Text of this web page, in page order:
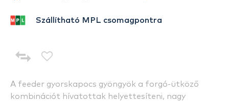
A feeder gyorskapocs gyöngyök a forgó-ütköző
kombinációt hívatottak helyettesíteni, nagy
Szállítható MPL csomagpontra